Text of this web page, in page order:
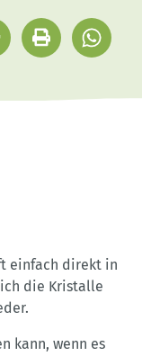
Drucken
einfach direkt in
die Kristalle
kann, wenn es